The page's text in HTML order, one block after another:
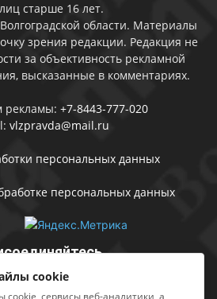
старше 16 лет.
области. Материалы
зрения редакции. Редакция не
за объективность рекламной
высказанные в комментариях.
рекламы: +7-8443-777-020
vlzpravda@mail.ru
персональных данных
персональных данных
cookie
cookie, сервисы веб-аналитики, а